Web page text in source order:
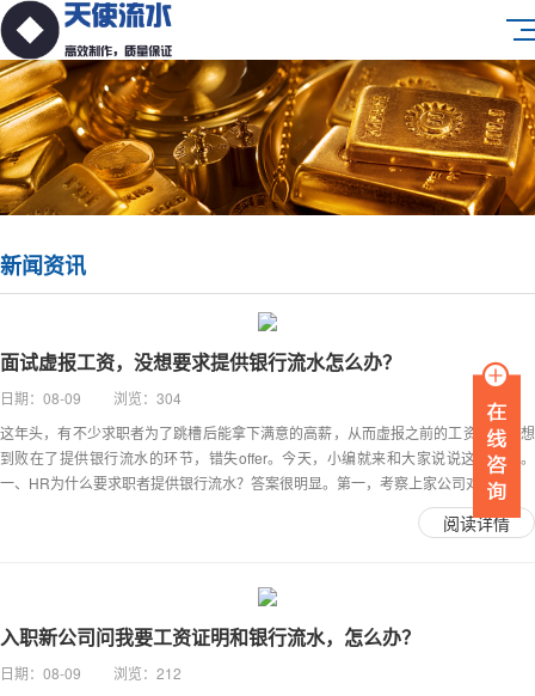
新闻资讯
面试虚报工资，没想要求提供银行流水怎么办？
日期：08-09 浏览：304
这年头，有不少求职者为了跳槽后能拿下满意的高薪，从而虚报之前的工资，却没想
到败在了提供银行流水的环节，错失offer。今天，小编就来和大家说说这个问题。
一、HR为什么要求职者提供银行流水？答案很明显。第一，考察上家公司对...
阅读详情
入职新公司问我要工资证明和银行流水，怎么办？
日期：08-09 浏览：212